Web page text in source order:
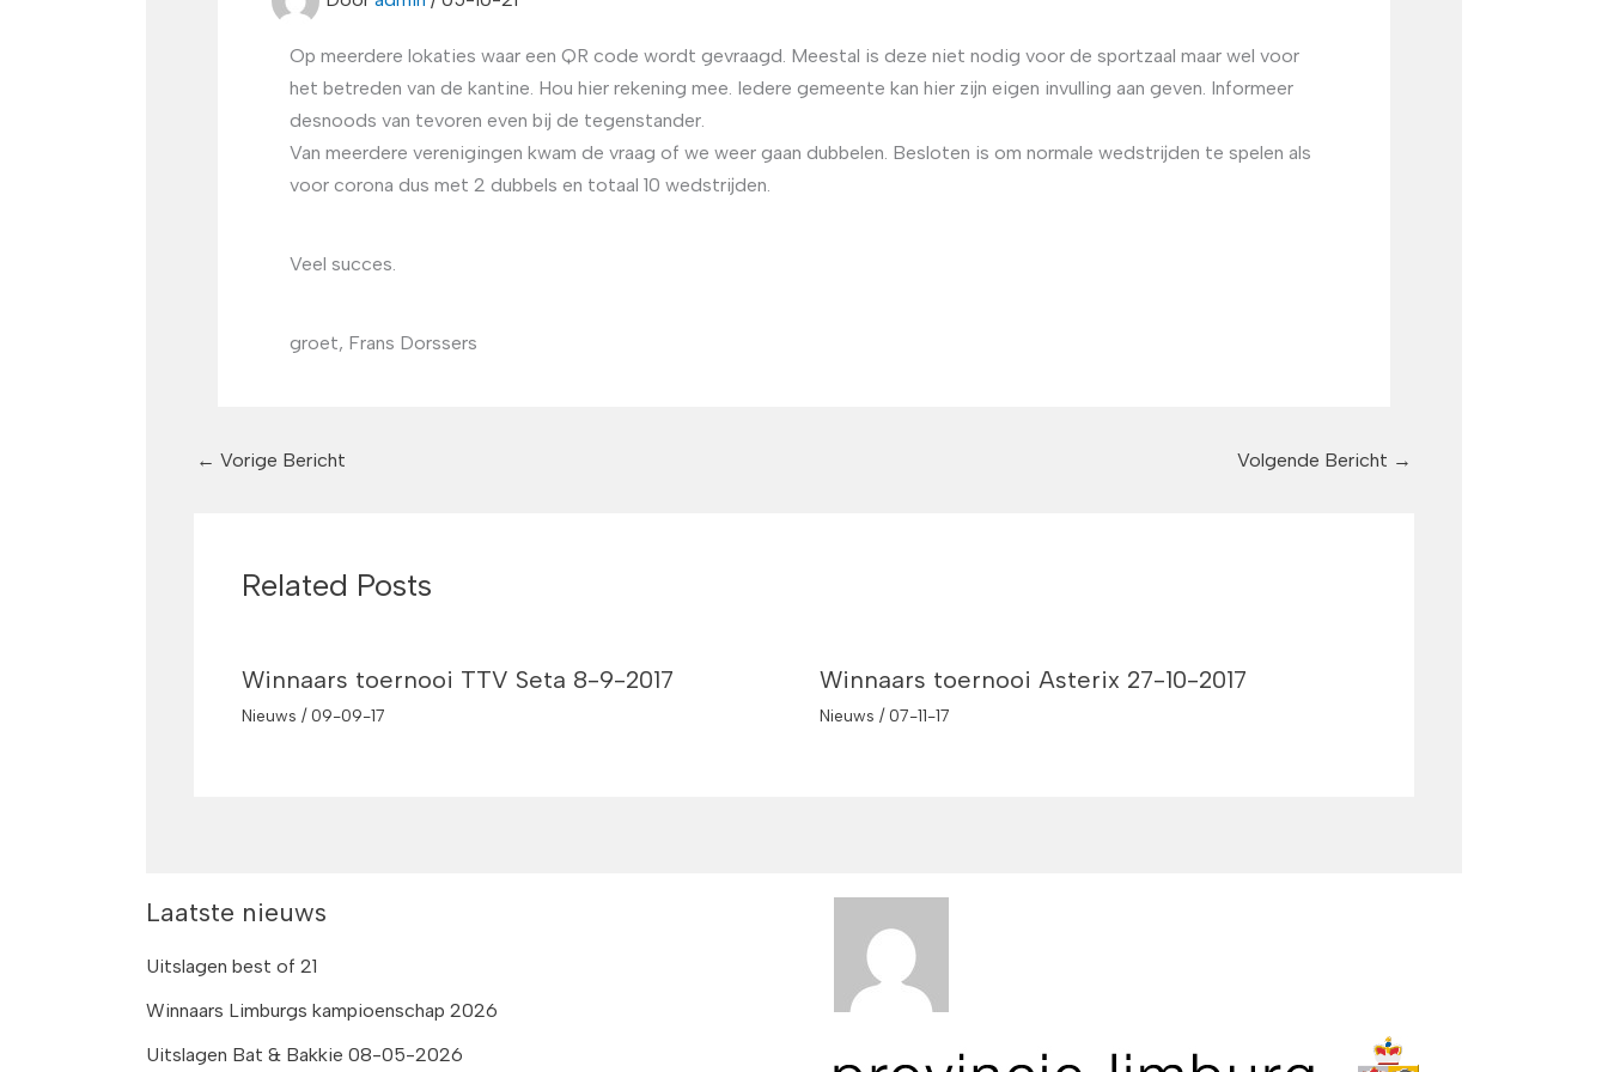
Op meerdere lokaties waar een QR code wordt gevraagd. Meestal is deze niet nodig voor de sportzaal maar wel voor
het betreden van de kantine. Hou hier rekening mee. Iedere gemeente kan hier zijn eigen invulling aan geven. Informeer
desnoods van tevoren even bij de tegenstander.
Van meerdere verenigingen kwam de vraag of we weer gaan dubbelen. Besloten is om normale wedstrijden te spelen als
voor corona dus met 2 dubbels en totaal 10 wedstrijden.
Veel succes.
groet, Frans Dorssers
← Vorige Bericht Volgende Bericht →
Related Posts
Winnaars toernooi TTV Seta 8-9-2017
Nieuws / 09-09-17
Winnaars toernooi Asterix 27-10-2017
Nieuws / 07-11-17
Laatste nieuws
Uitslagen best of 21
Winnaars Limburgs kampioenschap 2026
Uitslagen Bat & Bakkie 08-05-2026